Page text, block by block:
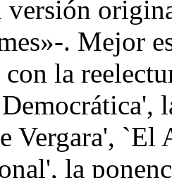
versión
. Mejor
la
Vergara', `El
la